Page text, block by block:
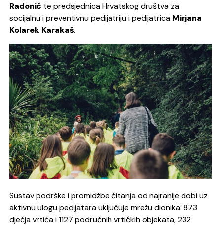
Radonić te predsjednica Hrvatskog društva za
socijalnu i preventivnu pedijatriju i pedijatrica Mirjana
Kolarek Karakaš.
Sustav podrške i promidžbe čitanja od najranije dobi uz
aktivnu ulogu pedijatara uključuje mrežu dionika: 873
dječja vrtića i 1127 područnih vrtićkih objekata, 232